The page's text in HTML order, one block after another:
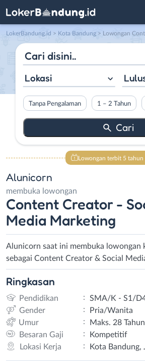
LokerBandung.id > Kota Bandung > Lowongan Content
Lokasi
Tanpa Pengalaman 1 – 2 Tahun
Lowongan terbit 5 tahun
Alunicorn
membuka lowongan
Content Creator -
Media Marketing
Alunicorn saat ini membuka lowongan
sebagai Content Creator & Social
Ringkasan
Pendidikan :
SMA/K - S1/
Gender
:
Pria/Wanita
Umur
:
Maks. 28 Tahun
Besaran Gaji
:
Kompetitif
Lokasi Kerja
: Kota Bandung,